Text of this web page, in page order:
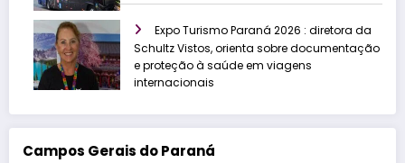
Expo Turismo Paraná 2026 : diretora da
Schultz Vistos, orienta sobre documentação
e proteção à saúde em viagens
internacionais
Campos Gerais do Paraná